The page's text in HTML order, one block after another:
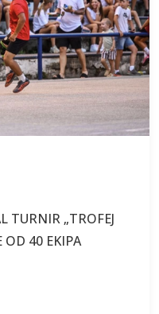
TURNIR „TROFEJ
OD 40 EKIPA